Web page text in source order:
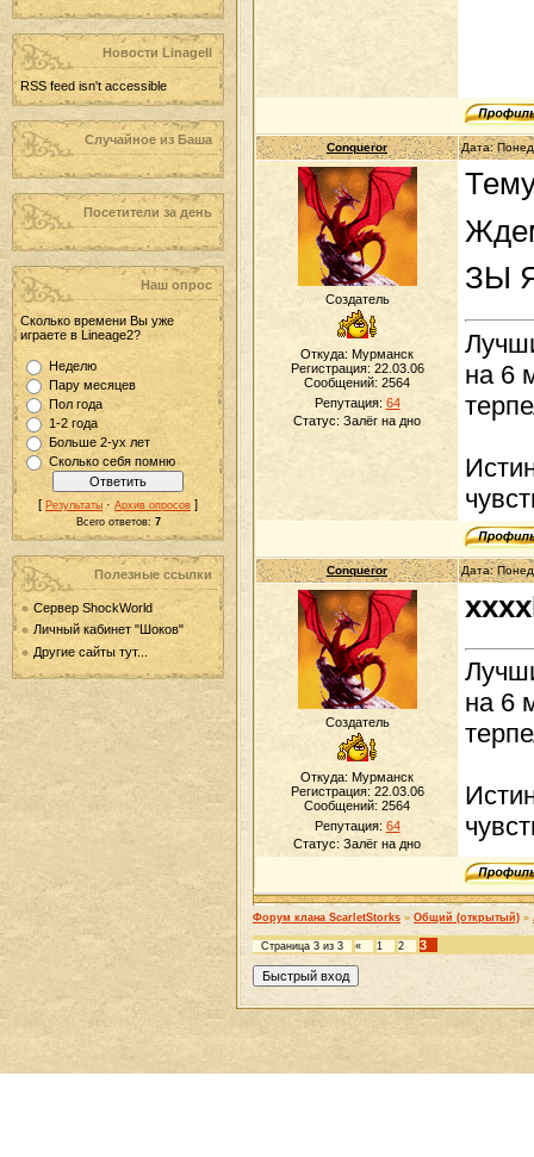
Новости LinageII
RSS feed isn't accessible
Случайное из Баша
Посетители за день
Наш опрос
Сколько времени Вы уже
играете в Lineage2?
Неделю
Пару месяцев
Пол года
1-2 года
Больше 2-ух лет
Сколько себя помню
[ Результаты · Архив опросов ]
Всего ответов: 7
Полезные ссылки
Сервер ShockWorld
Личный кабинет "Шоков"
Другие сайты тут...
Conqueror Дата:
Создатель
Откуда: Мурманск
Регистрация: 22.03.06
Сообщений: 2564
Репутация: 64
Статус: Залёг на дно
ЗЫ
на 6
Conqueror Дата:
Создатель
Откуда: Мурманск
Регистрация: 22.03.06
Сообщений: 2564
Репутация: 64
Статус: Залёг на дно
на 6
Форум клана ScarletStorks » Общий (открытый) »
Страница 3 из 3 « 1 2 3